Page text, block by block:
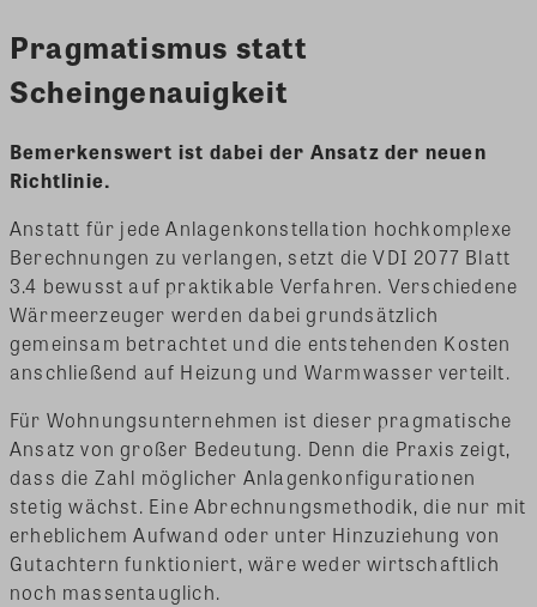
Pragmatismus statt
Scheingenauigkeit
Bemerkenswert ist dabei der Ansatz der neuen
Richtlinie.
Anstatt für jede Anlagenkonstellation hochkomplexe
Berechnungen zu verlangen, setzt die VDI 2077 Blatt
3.4 bewusst auf praktikable Verfahren. Verschiedene
Wärmeerzeuger werden dabei grundsätzlich
gemeinsam betrachtet und die entstehenden Kosten
anschließend auf Heizung und Warmwasser verteilt.
Für Wohnungsunternehmen ist dieser pragmatische
Ansatz von großer Bedeutung. Denn die Praxis zeigt,
dass die Zahl möglicher Anlagenkonfigurationen
stetig wächst. Eine Abrechnungsmethodik, die nur mit
erheblichem Aufwand oder unter Hinzuziehung von
Gutachtern funktioniert, wäre weder wirtschaftlich
noch massentauglich.